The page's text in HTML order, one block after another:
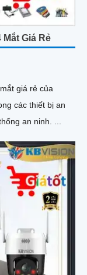
Giá Rẻ
giá rẻ của
các thiết bị an
an ninh. ...